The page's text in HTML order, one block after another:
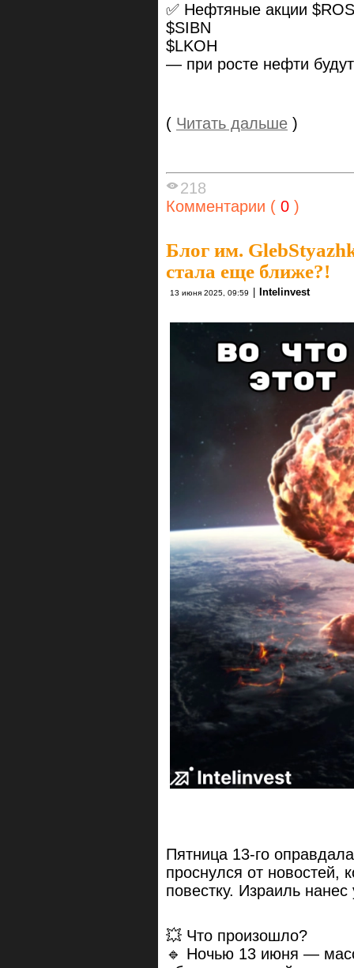
✅ Нефтяные акции
$SIBN
$LKOH
— при росте нефти
( Читать дальше )
218
Комментарии ( 0 )
Блог им.
стала еще ближе?!
13 июня 2025, 09:59 Intelinvest
Пятница 13-го
проснулся от новостей,
повестку. Израиль
💥 Что произошло?
🔹 Ночью 13 июня —